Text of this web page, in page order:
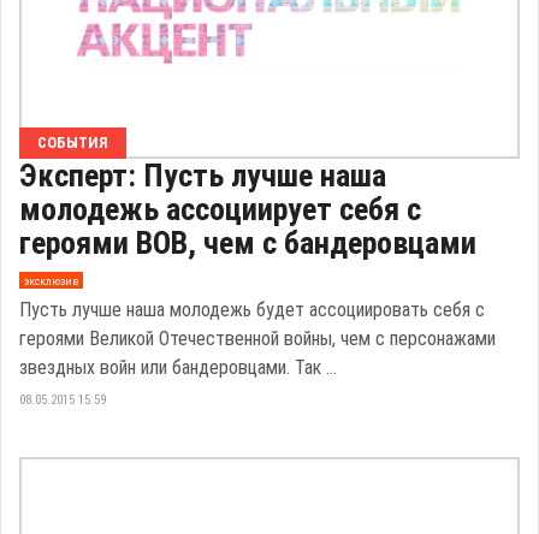
СОБЫТИЯ
Эксперт: Пусть лучше наша
молодежь ассоциирует себя с
героями ВОВ, чем с бандеровцами
эксклюзив
Пусть лучше наша молодежь будет ассоциировать себя с
героями Великой Отечественной войны, чем с персонажами
звездных войн или бандеровцами. Так ...
08.05.2015 15:59